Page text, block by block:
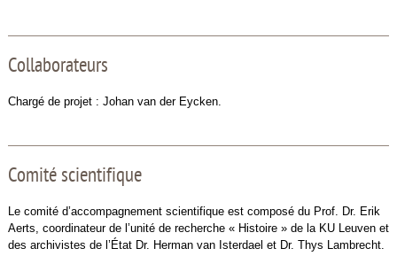
Collaborateurs
Chargé de projet : Johan van der Eycken.
Comité scientifique
Le comité d’accompagnement scientifique est composé du Prof. Dr. Erik
Aerts, coordinateur de l’unité de recherche « Histoire » de la KU Leuven et
des archivistes de l’État Dr. Herman van Isterdael et Dr. Thys Lambrecht.